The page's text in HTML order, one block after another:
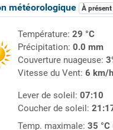
météorologique À présent
Température: 29 °C
Précipitation: 0.0 mm
Couverture nuageuse:
Vitesse du Vent: 6 km/h
Lever de soleil: 07:10
Coucher de soleil:
Temp. maximale: 35 °C